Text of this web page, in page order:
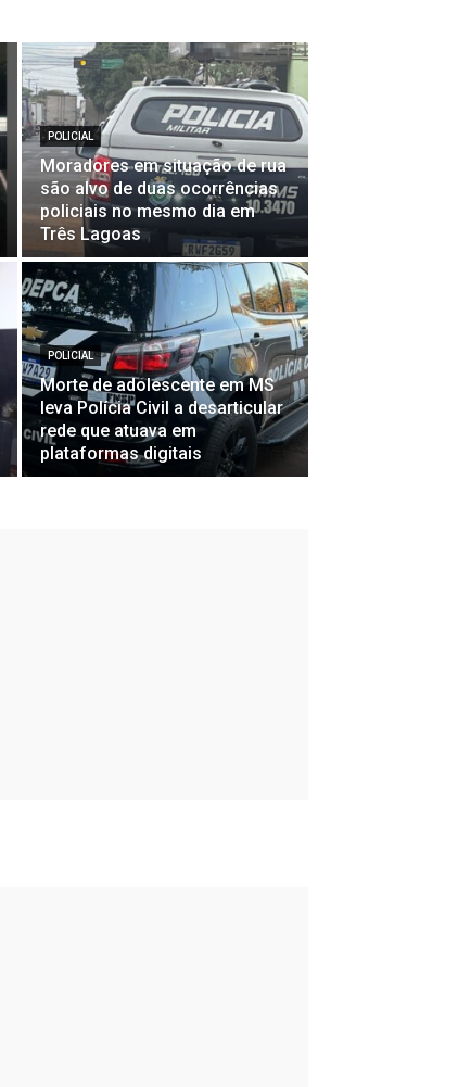
POLICIAL
Moradores em situação de rua
são alvo de duas ocorrências
policiais no mesmo dia em
Três Lagoas
POLICIAL
Morte de adolescente em MS
leva Polícia Civil a desarticular
rede que atuava em
plataformas digitais